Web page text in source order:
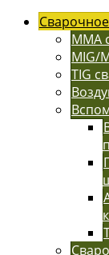
MMA
MIG/
TIG